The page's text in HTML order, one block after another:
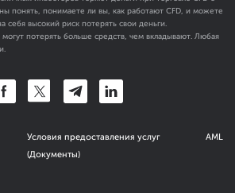
понять, понимаете ли вы, как работают CFD, и можете
себя высокий риск потерять свои деньги.
потерять больше средств, чем вкладывают. Любая
Условия предоставления услуг
(Документы)
AML